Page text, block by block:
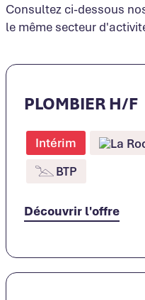
Consultez ci-dessous
le même secteur
PLOMBIER H/F
Intérim
BTP
Découvrir l'offre